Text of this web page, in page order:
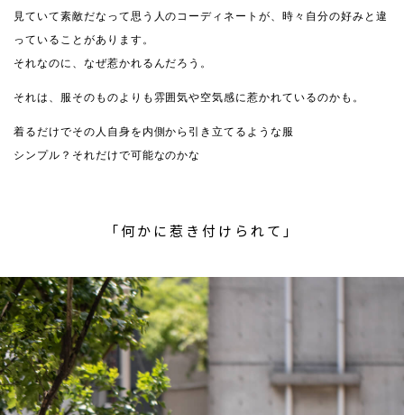
見ていて素敵だなって思う人のコーディネートが、時々自分の好みと違
っていることがあります。
それなのに、なぜ惹かれるんだろう。
それは、服そのものよりも雰囲気や空気感に惹かれているのかも。
着るだけでその人自身を内側から引き立てるような服
シンプル？それだけで可能なのかな
「何かに惹き付けられて」